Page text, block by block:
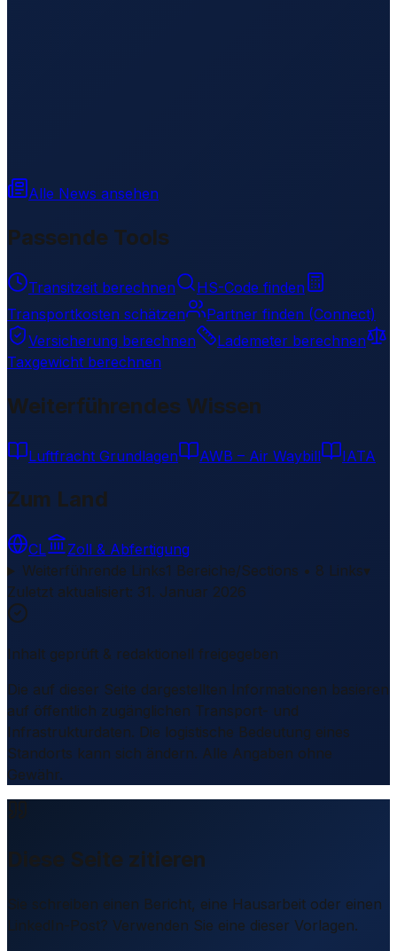
Alle News ansehen
Passende Tools
Transitzeit berechnen
HS-Code finden
Transportkosten schätzen
Partner finden (Connect)
Versicherung berechnen
Lademeter berechnen
Taxgewicht berechnen
Weiterführendes Wissen
Luftfracht Grundlagen AWB – Air Waybill IATA
Zum Land
CL
Zoll & Abfertigung
Weiterführende Links1 Bereiche/Sections • 8 Links▾
Zuletzt aktualisiert: 31. Januar 2026
Inhalt geprüft & redaktionell freigegeben
Die auf dieser Seite dargestellten Informationen basieren
auf öffentlich zugänglichen Transport- und
Infrastrukturdaten. Die logistische Bedeutung eines
Standorts kann sich ändern. Alle Angaben ohne
Gewähr.
Diese Seite zitieren
Sie schreiben einen Bericht, eine Hausarbeit oder einen
LinkedIn-Post? Verwenden Sie eine dieser Vorlagen.